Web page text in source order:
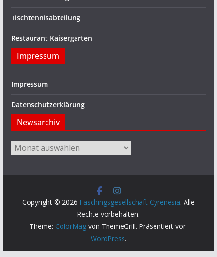
Tischtennisabteilung
Restaurant Kaisergarten
Impressum
Impressum
Datenschutzerklärung
Newsarchiv
Newsarchiv
Copyright © 2026 Faschingsgesellschaft Cyrenesia. Alle
Rechte vorbehalten.
Theme: ColorMag von ThemeGrill. Präsentiert von
WordPress.